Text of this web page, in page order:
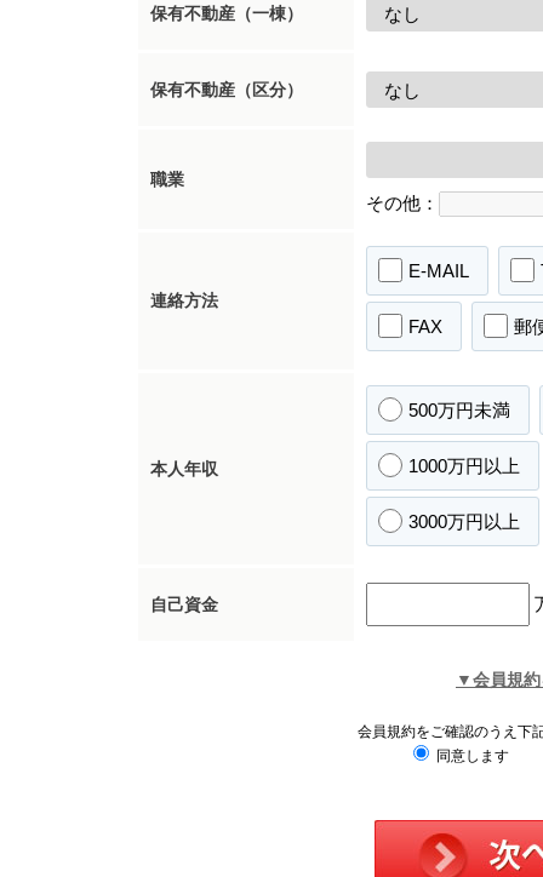
保有不動産（一棟）
保有不動産（区分）
職業
その他：
連絡方法
E-MAIL
FAX 郵
本人年収
500万円未満
1000万円以上
3000万円以上
自己資金
▼会員規
会員規約をご確認のうえ下
同意します